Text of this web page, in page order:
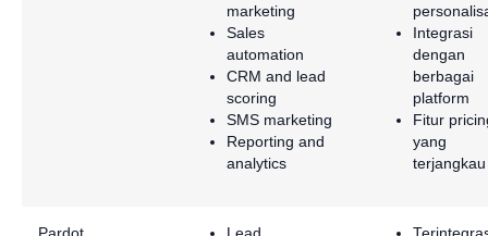
marketing
Sales
automation
CRM and lead
scoring
SMS marketing
Reporting and
analytics
Integrasi
dengan
berbagai
platform
Fitur
yang
terjangkau